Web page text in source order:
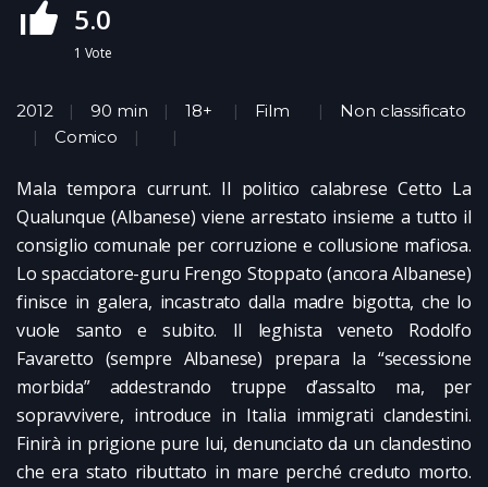
5.0
1 Vote
2012 90 min 18+ Film
Non classificato
Comico
Mala tempora currunt. Il politico calabrese Cetto La
Qualunque (Albanese) viene arrestato insieme a tutto il
consiglio comunale per corruzione e collusione mafiosa.
Lo spacciatore-guru Frengo Stoppato (ancora Albanese)
finisce in galera, incastrato dalla madre bigotta, che lo
vuole santo e subito. Il leghista veneto Rodolfo
Favaretto (sempre Albanese) prepara la “secessione
morbida” addestrando truppe d’assalto ma, per
sopravvivere, introduce in Italia immigrati clandestini.
Finirà in prigione pure lui, denunciato da un clandestino
che era stato ributtato in mare perché creduto morto.